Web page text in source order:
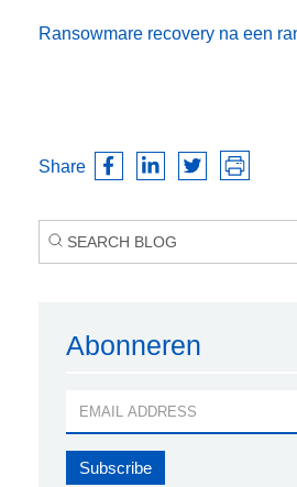
Ransowmare recovery na een
Share
Abonneren